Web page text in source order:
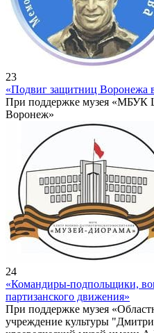
23
«Подвиг защитниц Воронежа
При поддержке музея «МБУК
Воронеж»
24
«Командиры-подпольщики,
партизанского движения»
При поддержке музея
учреждение культуры